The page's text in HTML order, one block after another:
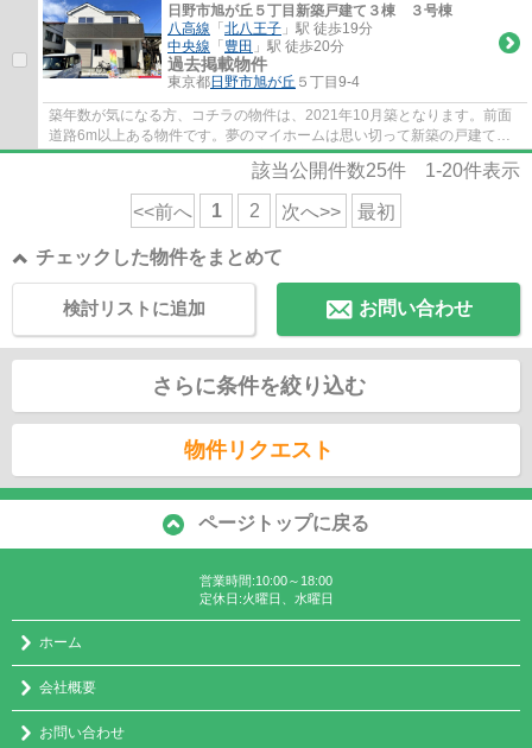
日野市旭が丘５丁目新築戸建て３棟 ３号棟
八高線 「 北八王子 」駅 徒歩19分
中央線 「 豊田 」駅 徒歩20分
過去掲載物件
東京都日野市旭が丘 ５丁目9-4
築年数が気になる方、コチラの物件は、2021年10月築となります。前面
道路6m以上ある物件です。夢のマイホームは思い切って新築の戸建ては
いかがでしょうか。2021年10月完成の新築物件...
該当公開件数25件 1-20件表示
<<前へ 1 2 次へ>> 最初
チェックした物件をまとめて
お問い合わせ
検討リストに追加
さらに条件を絞り込む
物件リクエスト
ページトップに戻る
営業時間:10:00～18:00
定休日:火曜日、水曜日
ホーム
会社概要
お問い合わせ